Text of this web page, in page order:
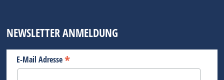
NEWSLETTER ANMELDUNG
E-Mail Adresse*